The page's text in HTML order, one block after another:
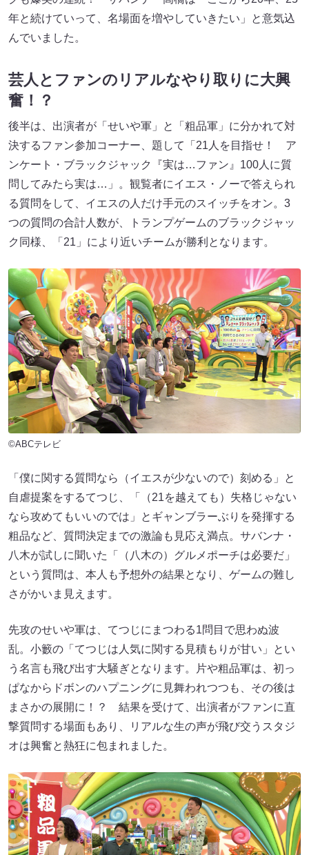
年と続けていって、名場面を増やしていきたい」と意気込
んでいました。
芸人とファンのリアルなやり取りに大興
奮！？
後半は、出演者が「せいや軍」と「粗品軍」に分かれて対
決するファン参加コーナー、題して「21人を目指せ！ ア
ンケート・ブラックジャック『実は…ファン』100人に質
問してみたら実は…」。観覧者にイエス・ノーで答えられ
る質問をして、イエスの人だけ手元のスイッチをオン。3
つの質問の合計人数が、トランプゲームのブラックジャッ
ク同様、「21」により近いチームが勝利となります。
©ABCテレビ
「僕に関する質問なら（イエスが少ないので）刻める」と
自虐提案をするてつじ、「（21を越えても）失格じゃない
なら攻めてもいいのでは」とギャンブラーぶりを発揮する
粗品など、質問決定までの激論も見応え満点。サバンナ・
八木が試しに聞いた「（八木の）グルメポーチは必要だ」
という質問は、本人も予想外の結果となり、ゲームの難し
さがかいま見えます。
先攻のせいや軍は、てつじにまつわる1問目で思わぬ波
乱。小籔の「てつじは人気に関する見積もりが甘い」とい
う名言も飛び出す大騒ぎとなります。片や粗品軍は、初っ
ぱなからドボンのハプニングに見舞われつつも、その後は
まさかの展開に！？ 結果を受けて、出演者がファンに直
撃質問する場面もあり、リアルな生の声が飛び交うスタジ
オは興奮と熱狂に包まれました。